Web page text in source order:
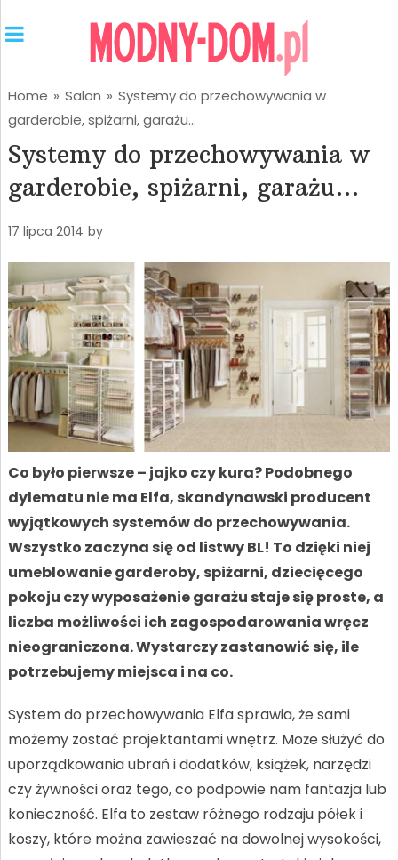
Home » Salon » Systemy do przechowywania w
garderobie, spiżarni, garażu…
Systemy do przechowywania w
garderobie, spiżarni, garażu…
17 lipca 2014 by
Co było pierwsze – jajko czy kura? Podobnego
dylematu nie ma Elfa, skandynawski producent
wyjątkowych systemów do przechowywania.
Wszystko zaczyna się od listwy BL! To dzięki niej
umeblowanie garderoby, spiżarni, dziecięcego
pokoju czy wyposażenie garażu staje się proste, a
liczba możliwości ich zagospodarowania wręcz
nieograniczona. Wystarczy zastanowić się, ile
potrzebujemy miejsca i na co.
System do przechowywania Elfa sprawia, że sami
możemy zostać projektantami wnętrz. Może służyć do
uporządkowania ubrań i dodatków, książek, narzędzi
czy żywności oraz tego, co podpowie nam fantazja lub
konieczność. Elfa to zestaw różnego rodzaju półek i
koszy, które można zawieszać na dowolnej wysokości,